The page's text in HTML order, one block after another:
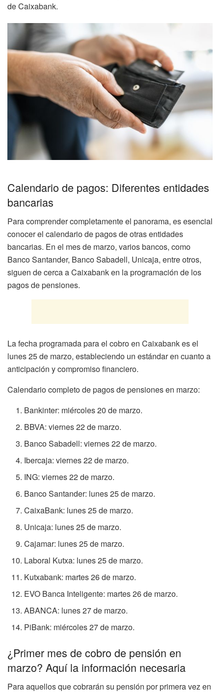
de Caixabank.
Calendario de pagos: Diferentes entidades
bancarias
Para comprender completamente el panorama, es esencial
conocer el calendario de pagos de otras entidades
bancarias. En el mes de marzo, varios bancos, como
Banco Santander, Banco Sabadell, Unicaja, entre otros,
siguen de cerca a Caixabank en la programación de los
pagos de pensiones.
La fecha programada para el cobro en Caixabank es el
lunes 25 de marzo, estableciendo un estándar en cuanto a
anticipación y compromiso financiero.
Calendario completo de pagos de pensiones en marzo:
Bankinter: miércoles 20 de marzo.
BBVA: viernes 22 de marzo.
Banco Sabadell: viernes 22 de marzo.
Ibercaja: viernes 22 de marzo.
ING: viernes 22 de marzo.
Banco Santander: lunes 25 de marzo.
CaixaBank: lunes 25 de marzo.
Unicaja: lunes 25 de marzo.
Cajamar: lunes 25 de marzo.
Laboral Kutxa: lunes 25 de marzo.
Kutxabank: martes 26 de marzo.
EVO Banca Inteligente: martes 26 de marzo.
ABANCA: lunes 27 de marzo.
PiBank: miércoles 27 de marzo.
¿Primer mes de cobro de pensión en
marzo? Aquí la información necesaria
Para aquellos que cobrarán su pensión por primera vez en